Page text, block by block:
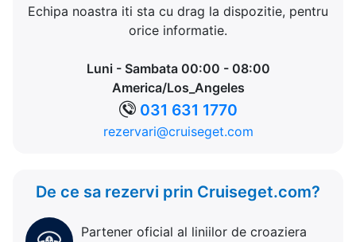
Echipa noastra iti sta cu drag la dispozitie, pentru
orice informatie.
Luni - Sambata 00:00 - 08:00
America/Los_Angeles
031 631 1770
rezervari@cruiseget.com
De ce sa rezervi prin Cruiseget.com?
Partener oficial al liniilor de croaziera